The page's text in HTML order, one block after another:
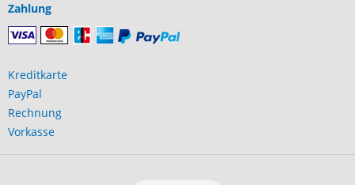
Zahlung
Kreditkarte
PayPal
Rechnung
Vorkasse